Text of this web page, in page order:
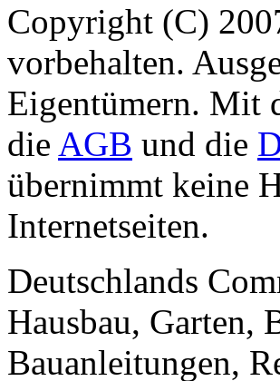
Copyright (C)
vorbehalten.
Eigentümern. Mit
die AGB und die
übernimmt keine
Internetseiten.
Deutschlands
Hausbau, Garten,
Bauanleitungen,